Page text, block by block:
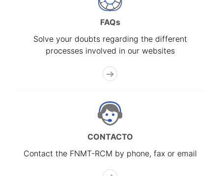
FAQs
Solve your doubts regarding the different
processes involved in our websites
CONTACTO
Contact the FNMT-RCM by phone, fax or email